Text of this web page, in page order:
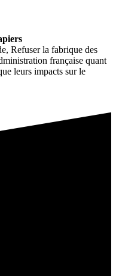
Refuser la fabrique des
française quant
leurs impacts sur le